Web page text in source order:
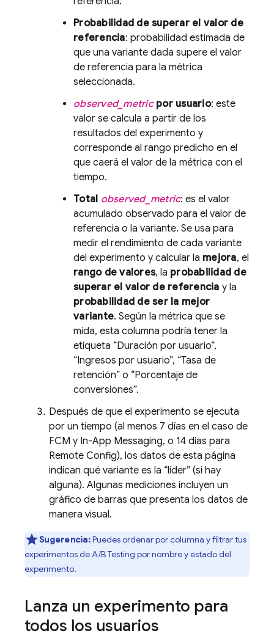
Probabilidad de superar el valor de
referencia: probabilidad estimada de
que una variante dada supere el valor
de referencia para la métrica
seleccionada.
observed_metricpor usuario: este
valor se calcula a partir de los
resultados del experimento y
corresponde al rango predicho en el
que caerá el valor de la métrica con el
tiempo.
Total observed_metric: es el valor
acumulado observado para el valor de
referencia o la variante. Se usa para
medir el rendimiento de cada variante
del experimento y calcular la mejora, el
rango de valores, la probabilidad de
superar el valor de referencia y la
probabilidad de ser la mejor
variante. Según la métrica que se
mida, esta columna podría tener la
etiqueta “Duración por usuario”,
“Ingresos por usuario”, “Tasa de
retención” o “Porcentaje de
conversiones”.
Después de que el experimento se ejecuta
por un tiempo (al menos 7 días en el caso de
FCM y In-App Messaging, o 14 días para
Remote Config), los datos de esta página
indican qué variante es la “líder” (si hay
alguna). Algunas mediciones incluyen un
gráfico de barras que presenta los datos de
manera visual.
Sugerencia:Puedes ordenar por columna y filtrar tus
experimentos de A/B Testing por nombre y estado del
experimento.
Lanza un experimento para
todos los usuarios